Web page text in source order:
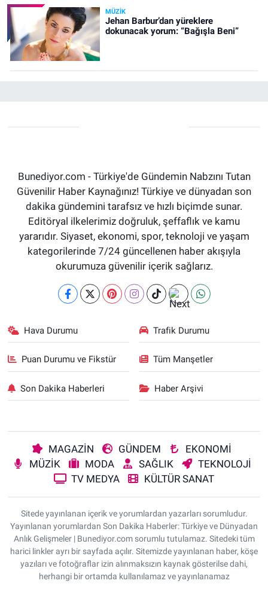
MÜZIK
Jehan Barbur’dan yüreklere
dokunacak yorum: “Bağışla Beni”
Bunediyor.com - Türkiye'de Gündemin Nabzını Tutan
Güvenilir Haber Kaynağınız! Türkiye ve dünyadan son
dakika gündemini tarafsız ve hızlı biçimde sunar.
Editöryal ilkelerimiz doğruluk, şeffaflık ve kamu
yararıdır. Siyaset, ekonomi, spor, teknoloji ve yaşam
kategorilerinde 7/24 güncellenen haber akışıyla
okurumuza güvenilir içerik sağlarız.
Hava Durumu Trafik Durumu
Puan Durumu ve Fikstür Tüm Manşetler
Son Dakika Haberleri Haber Arşivi
MAGAZİN GÜNDEM
EKONOMİ
MÜZİK
MODA SAĞLIK
TEKNOLOJİ
TV MEDYA
KÜLTÜR SANAT
Sitede yayınlanan içerik ve yorumlardan yazarları sorumludur.
Yayınlanan yorumlardan Son Dakika Haberler: Türkiye ve Dünyadan
Anlık Gelişmeler | Bunediyor.com sorumlu tutulamaz. Sitedeki tüm
harici linkler ayrı bir sayfada açılır. Sitemizde yayınlanan haber, köşe
yazıları ve fotoğraflar izin alınmaksızın kaynak gösterilse dahi,
herhangi bir ortamda kullanılamaz ve yayınlanamaz